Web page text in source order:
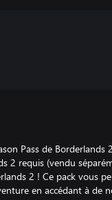
Pass de Borderlands
2 requis (vendu
2 ! Ce pack vous
en accédant à de